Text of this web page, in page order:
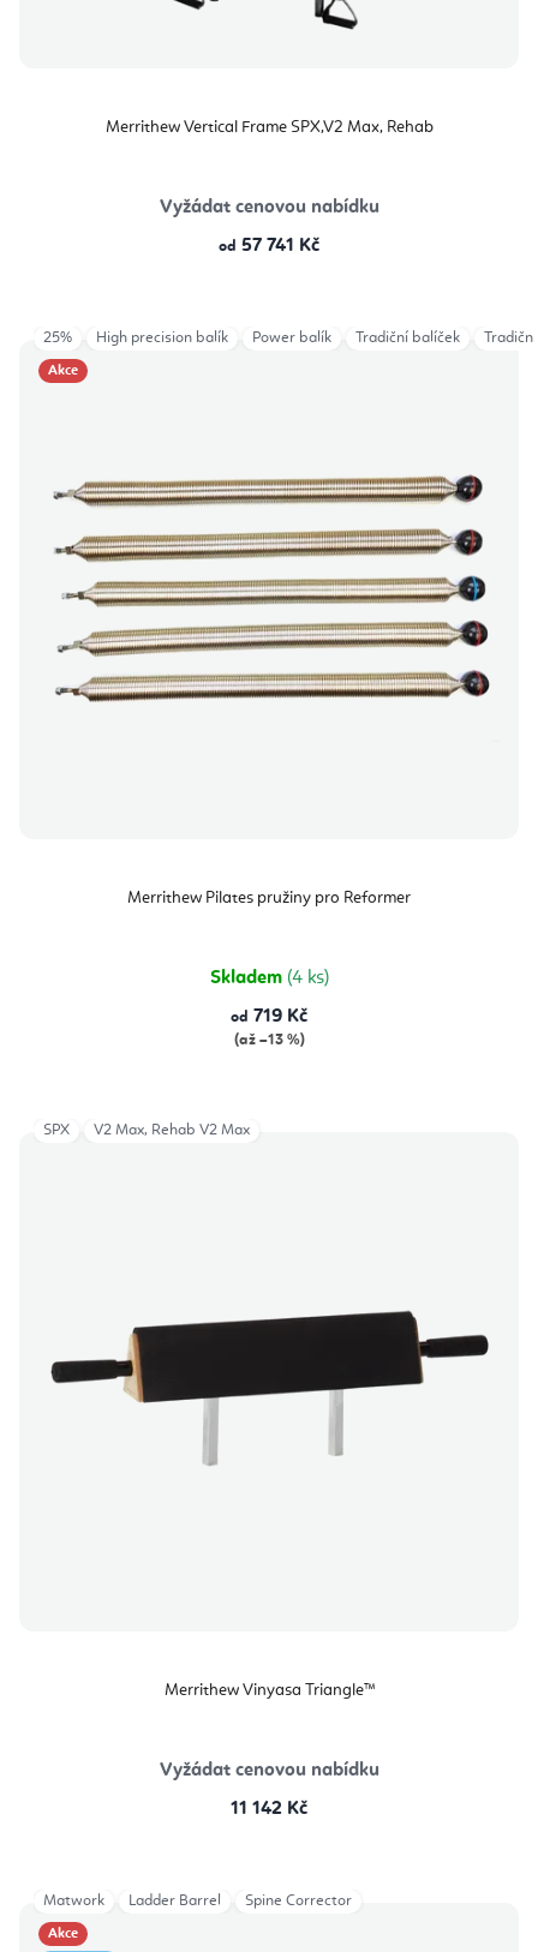
Merrithew Vertical Frame SPX,V2 Max, Rehab
Vyžádat cenovou nabídku
od 57 741 Kč
Akce
Merrithew Pilates pružiny pro Reformer
Skladem (4 ks)
od 719 Kč
(až –13 %)
25% High precision balík Power balík Tradiční balíček
Merrithew Vinyasa Triangle™
Vyžádat cenovou nabídku
11 142 Kč
SPX V2 Max, Rehab V2 Max
Akce
Matwork Ladder Barrel Spine Corrector